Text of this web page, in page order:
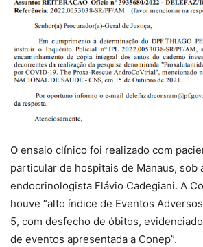
O ensaio clínico foi realizado com
particular de hospitais de Manaus, sob
endocrinologista Flávio Cadegiani. A
houve “alto índice de Eventos
5, com desfecho de óbitos,
de eventos apresentada a Conep”.